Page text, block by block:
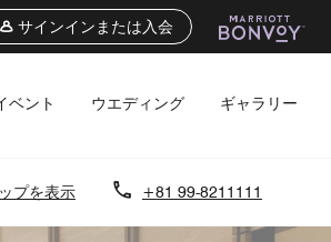
サインインまたは入会
ベント ウエディング ギャラリー
プを表示 +81 99-8211111